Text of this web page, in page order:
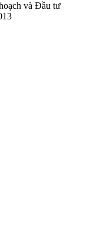
và Đầu tư